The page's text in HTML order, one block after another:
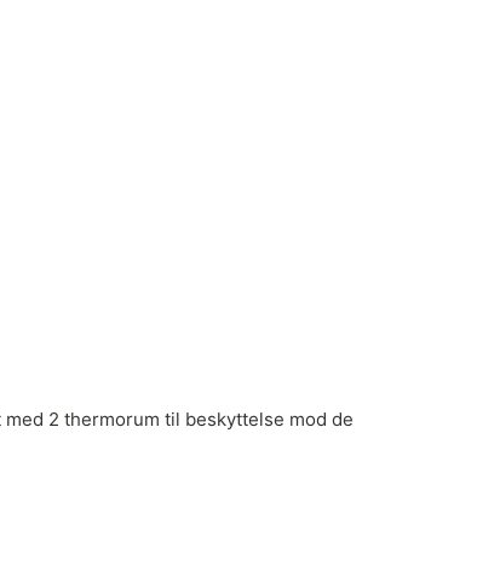
2 thermorum til beskyttelse mod de